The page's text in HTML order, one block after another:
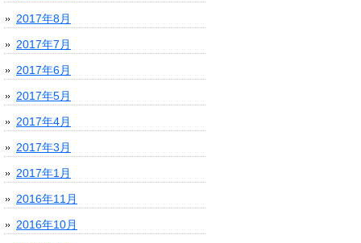
2017年8月
2017年7月
2017年6月
2017年5月
2017年4月
2017年3月
2017年1月
2016年11月
2016年10月